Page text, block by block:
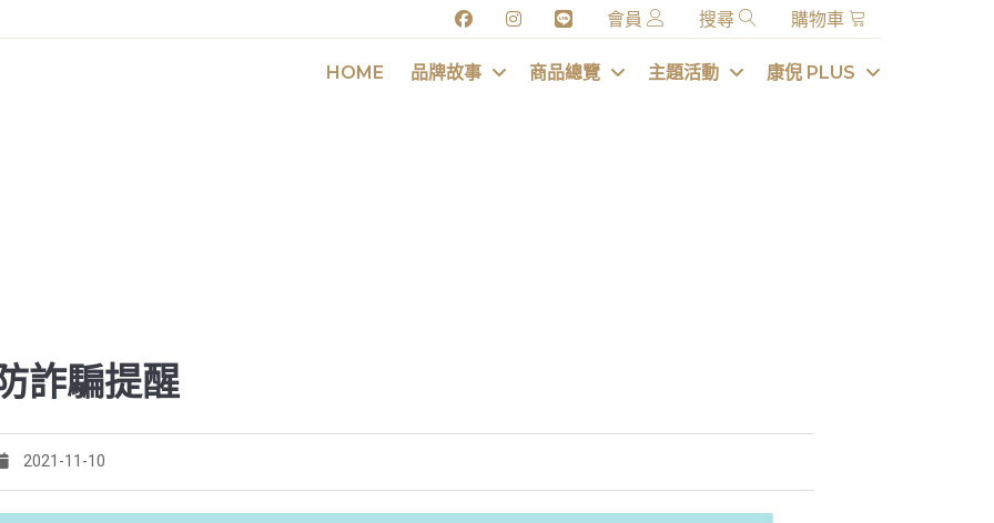
會員 搜尋 購物車
HOME 品牌故事 商品總覽 主題活動 康倪 PLUS
詐騙提醒
2021-11-10